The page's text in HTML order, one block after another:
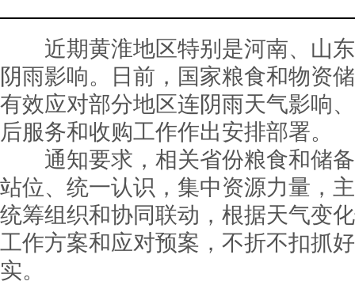
近期黄淮地区特别是河南、山东
阴雨影响。日前，国家粮食和物资
有效应对部分地区连阴雨天气影响
后服务和收购工作作出安排部署。
通知要求，相关省份粮食和储备
站位、统一认识，集中资源力量，
统筹组织和协同联动，根据天气变
工作方案和应对预案，不折不扣抓
实。